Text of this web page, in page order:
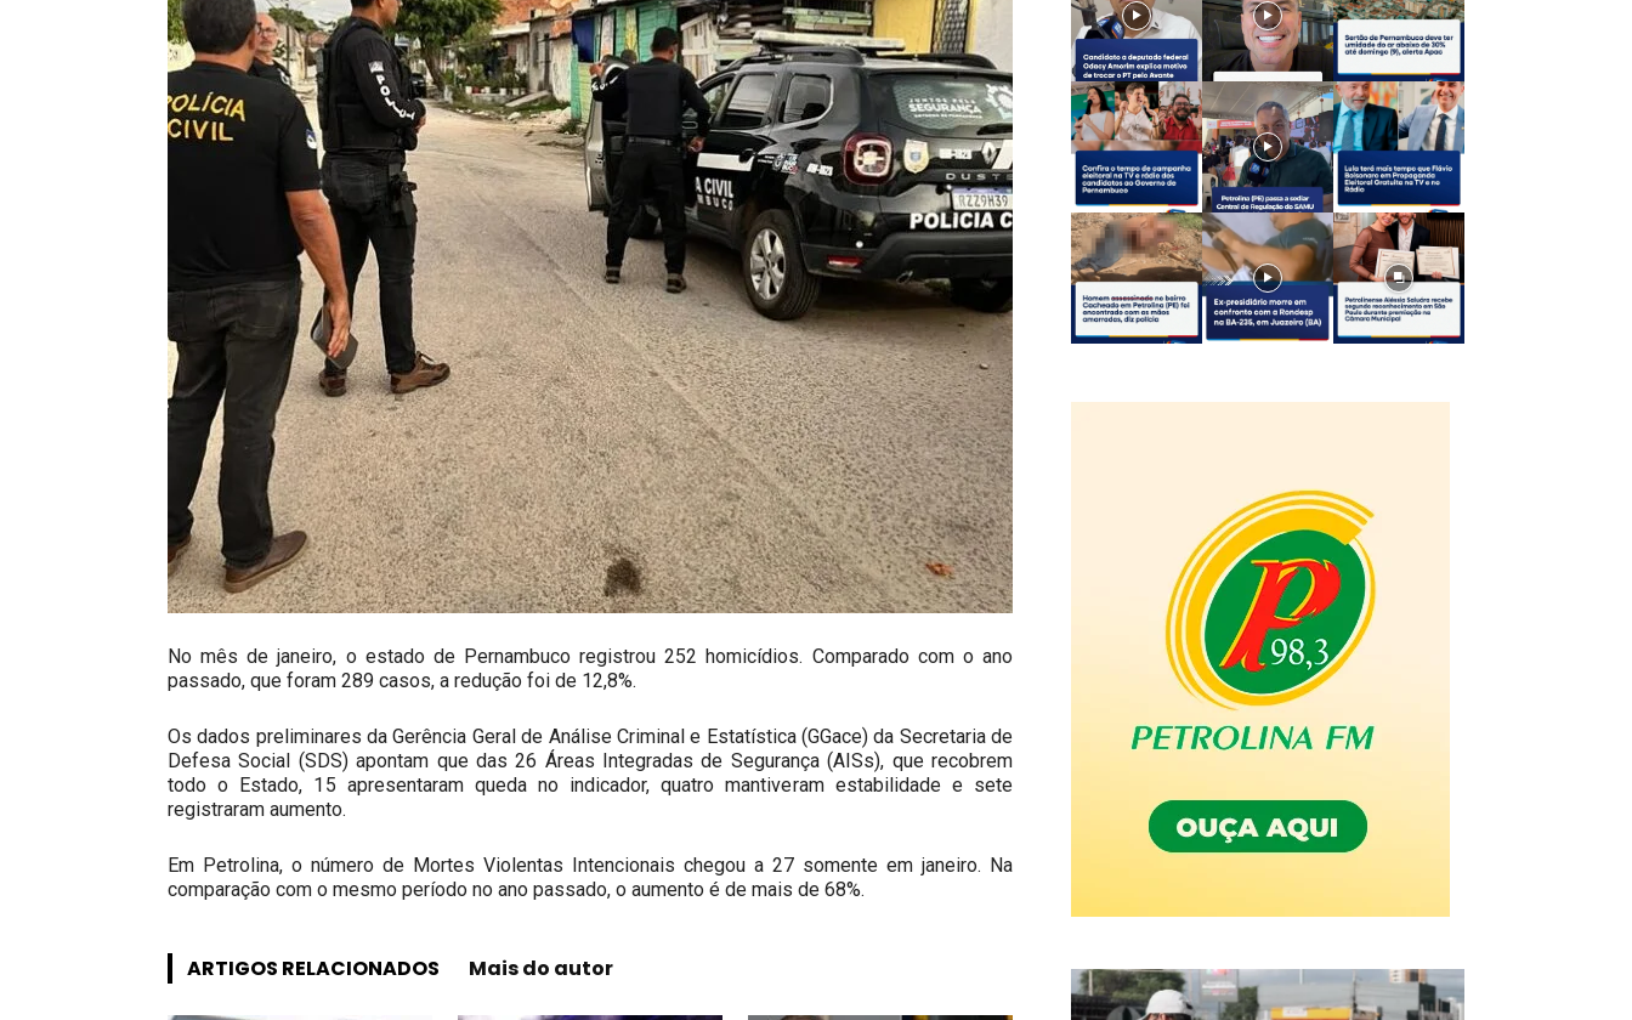
No mês de janeiro, o estado de Pernambuco registrou 252 homicídios. Comparado com o ano
passado, que foram 289 casos, a redução foi de 12,8%.
Os dados preliminares da Gerência Geral de Análise Criminal e Estatística (GGace) da Secretaria de
Defesa Social (SDS) apontam que das 26 Áreas Integradas de Segurança (AISs), que recobrem
todo o Estado, 15 apresentaram queda no indicador, quatro mantiveram estabilidade e sete
registraram aumento.
Em Petrolina, o número de Mortes Violentas Intencionais chegou a 27 somente em janeiro. Na
comparação com o mesmo período no ano passado, o aumento é de mais de 68%.
ARTIGOS RELACIONADOS Mais do autor